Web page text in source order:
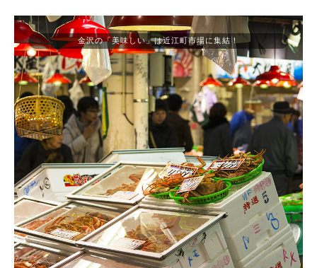
金沢の「美味しい」は近江町市場に集結！